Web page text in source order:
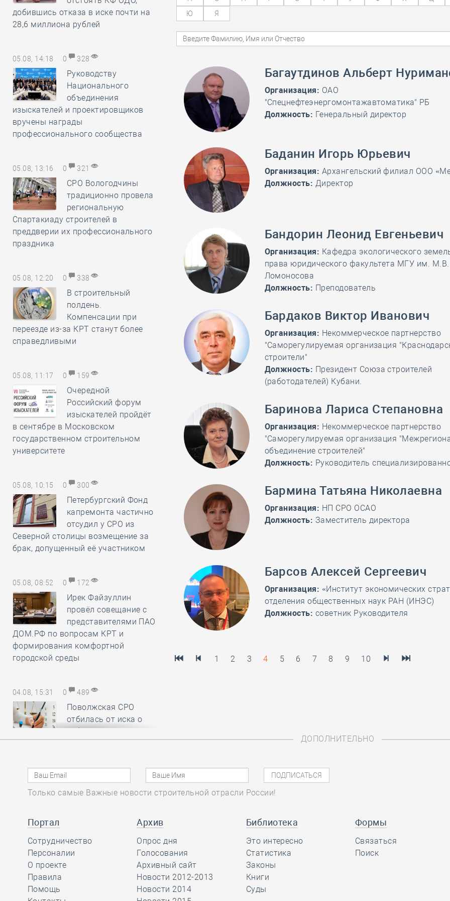
добившись отказа в иске почти на
28,6 миллиона рублей
05.08, 14:18 0 328
Руководству
Национального
объединения
изыскателей и проектировщиков
вручены награды
профессионального сообщества
05.08, 13:16 0 321
СРО Вологодчины
традиционно провела
региональную
Спартакиаду строителей в
преддверии их профессионального
праздника
05.08, 12:20 0 338
В строительный
полдень.
Компенсации при
переезде из-за КРТ станут более
справедливыми
05.08, 11:17 0 159
Очередной
Российский форум
изыскателей пройдёт
в сентябре в Московском
государственном строительном
университете
05.08, 10:15 0 300
Петербургский Фонд
капремонта частично
отсудил у СРО из
Северной столицы возмещение за
брак, допущенный её участником
05.08, 08:52 0 172
Ирек Файзуллин
провёл совещание с
представителями ПАО
ДОМ.РФ по вопросам КРТ и
формирования комфортной
городской среды
04.08, 15:31 0 489
Поволжская СРО
отбилась от иска о
субсидиарной
ответственности, убедив арбитраж
давности
проектировщиков
объявляет о приёме заявок на XI
Международный
профессиональный конкурс
НОПРИЗ на лучший проект
Ю
Я
Багаутдинов Альберт
Организация: ​ ОАО
"Спецнефтеэнергомонтажавтоматика" РБ
Должность: Генеральный директор
Баданин Игорь Юрьевич
Организация: Архангельский филиал ООО
Должность: Директор
Бандорин Леонид Евгеньевич
Организация: Кафедра экологического
права юридического факультета МГУ им. М.В.
Ломоносова
Должность: Преподователь
Бардаков Виктор Иванович
Организация: Некоммерческое партнерство
"Саморегулируемая организация
строители"
Должность: Президент Союза строителей
(работодателей) Кубани.
Баринова Лариса Степановна
Организация: Некоммерческое партнерство
"Саморегулируемая организация
объединение строителей"
Должность: Руководитель
Бармина Татьяна Николаевна
Организация: НП СРО ОСАО
Должность: Заместитель директора
Барсов Алексей Сергеевич
Организация: «Институт экономических
отделения общественных наук РАН (ИНЭС)
Должность: советник Руководителя
1 2 3 4 5 6 7 8 9 10
ДОПОЛНИТЕЛЬНО
Только самые Важные новости строительной отрасли России!
Портал
Сотрудничество
Персоналии
О проекте
Правила
Помощь
Архив
Опрос дня
Голосования
Архивный сайт
Новости 2012-2013
Новости 2014
Библиотека
Это интересно
Статистика
Законы
Книги
Суды
Формы
Связаться
Поиск